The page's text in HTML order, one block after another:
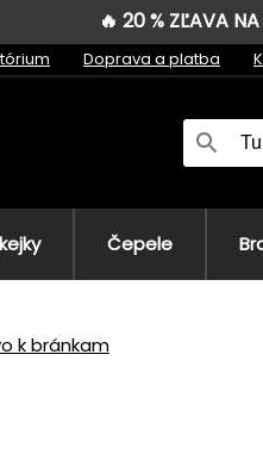
🔥 20 % ZĽAVA
Doprava a platba
Čepele
k bránkam